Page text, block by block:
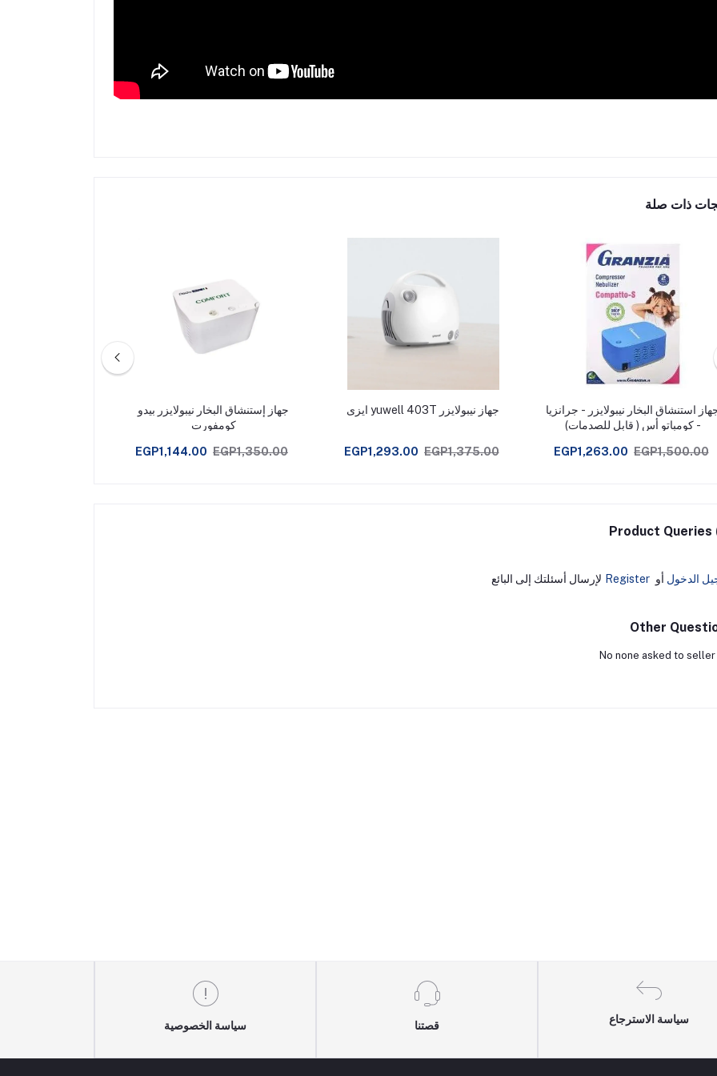
ذات صلة
استنشاق البخار نيبولايزر - جرانزيا
- كومباتو أس ( قابل للصدمات)
EGP1,263.00 EGP1,500.00
جهاز نيبولايزر yuwell 403T ايزى
EGP1,293.00 EGP1,375.00
جهاز إستنشاق البخار نيبولايزر بيدو
كومفورت
EGP1,144.00 EGP1,350.00
Product Queries
الدخول أو Register لإرسال أسئلتك إلى البائع
Other
No none asked to
سياسة الاسترجاع
قصتنا سياسة الخصوصية